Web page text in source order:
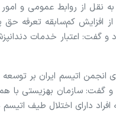
به نقل از روابط عمومی و
افزایش کم‌سابقه تعرفه حق
اتیسم ایران بر
و گفت: سازمان بهزیستی
دارای اختلال طیف